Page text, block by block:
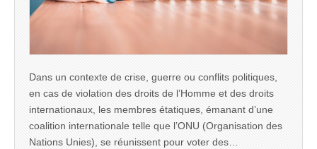
Dans un contexte de crise, guerre ou conflits politiques,
en cas de violation des droits de l’Homme et des droits
internationaux, les membres étatiques, émanant d’une
coalition internationale telle que l’ONU (Organisation des
Nations Unies), se réunissent pour voter des…